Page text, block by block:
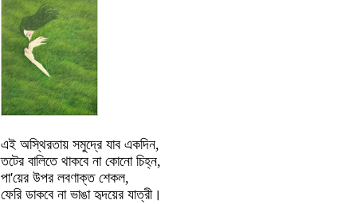
এই অস্থিরতায় সমুদ্রে যাব একদিন,
তটের বালিতে থাকবে না কোনো চিহ্ন,
পা'য়ের উপর লবণাক্ত শেকল,
ফেরি ডাকবে না ভাঙা হৃদয়ের যাত্রী।